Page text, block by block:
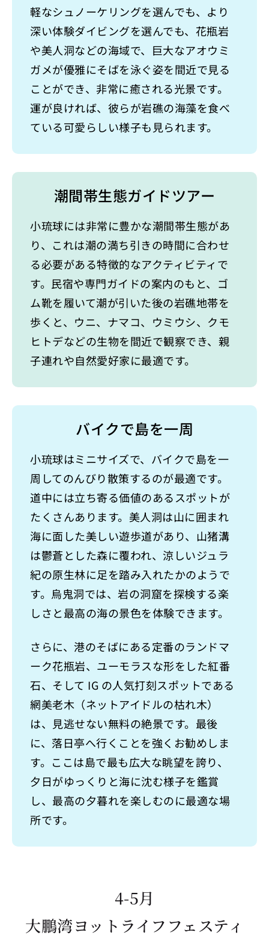
軽なシュノーケリングを選んでも、より
深い体験ダイビングを選んでも、花瓶岩
や美人洞などの海域で、巨大なアオウミ
ガメが優雅にそばを泳ぐ姿を間近で見る
ことができ、非常に癒される光景です。
運が良ければ、彼らが岩礁の海藻を食べ
ている可愛らしい様子も見られます。
潮間帯生態ガイドツアー
小琉球には非常に豊かな潮間帯生態があ
り、これは潮の満ち引きの時間に合わせ
る必要がある特徴的なアクティビティで
す。民宿や専門ガイドの案内のもと、ゴ
ム靴を履いて潮が引いた後の岩礁地帯を
歩くと、ウニ、ナマコ、ウミウシ、クモ
ヒトデなどの生物を間近で観察でき、親
子連れや自然愛好家に最適です。
バイクで島を一周
小琉球はミニサイズで、バイクで島を一
周してのんびり散策するのが最適です。
道中には立ち寄る価値のあるスポットが
たくさんあります。美人洞は山に囲まれ
海に面した美しい遊歩道があり、山猪溝
は鬱蒼とした森に覆われ、涼しいジュラ
紀の原生林に足を踏み入れたかのようで
す。烏鬼洞では、岩の洞窟を探検する楽
しさと最高の海の景色を体験できます。
さらに、港のそばにある定番のランドマ
ーク花瓶岩、ユーモラスな形をした紅番
石、そして IG の人気打刻スポットである
網美老木（ネットアイドルの枯れ木）
は、見逃せない無料の絶景です。最後
に、落日亭へ行くことを強くお勧めしま
す。ここは島で最も広大な眺望を誇り、
夕日がゆっくりと海に沈む様子を鑑賞
し、最高の夕暮れを楽しむのに最適な場
所です。
4-5月
大鵬湾ヨットライフフェスティ